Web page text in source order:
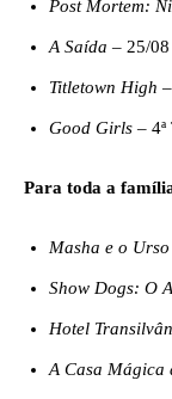
Post Mortem:
A Saída – 25/08
Titletown High
Good Girls –
Para toda a
Masha e o Urso
Show Dogs: O
Hotel
A Casa Mágica